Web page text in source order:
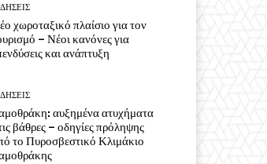
χωροταξικό πλαίσιο για τον
– Νέοι κανόνες για
και ανάπτυξη
αυξημένα ατυχήματα
βάθρες – οδηγίες πρόληψης
το Πυροσβεστικό Κλιμάκιο